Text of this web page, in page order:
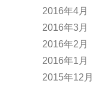
2016年4月
2016年3月
2016年2月
2016年1月
2015年12月